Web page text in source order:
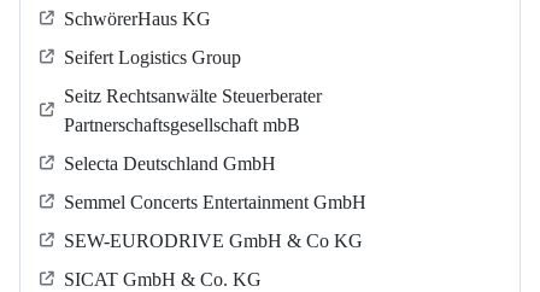
SchwörerHaus KG
Seifert Logistics Group
Seitz Rechtsanwälte Steuerberater
Partnerschaftsgesellschaft mbB
Selecta Deutschland GmbH
Semmel Concerts Entertainment GmbH
SEW-EURODRIVE GmbH & Co KG
SICAT GmbH & Co. KG